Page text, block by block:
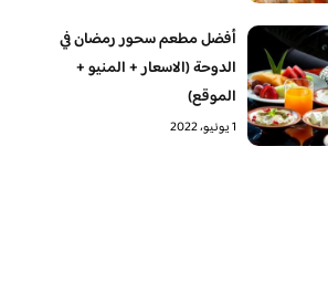
أفضل مطعم سحور رمضان في
الدوحة (الاسعار + المنيو +
الموقع)
1 يونيو، 2022